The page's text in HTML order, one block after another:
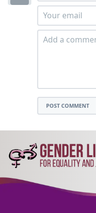
POST COMMENT